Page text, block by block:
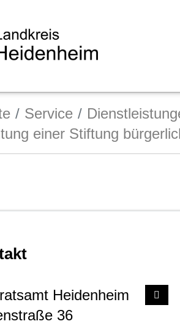
Service
einer Stiftung
Heidenheim
36